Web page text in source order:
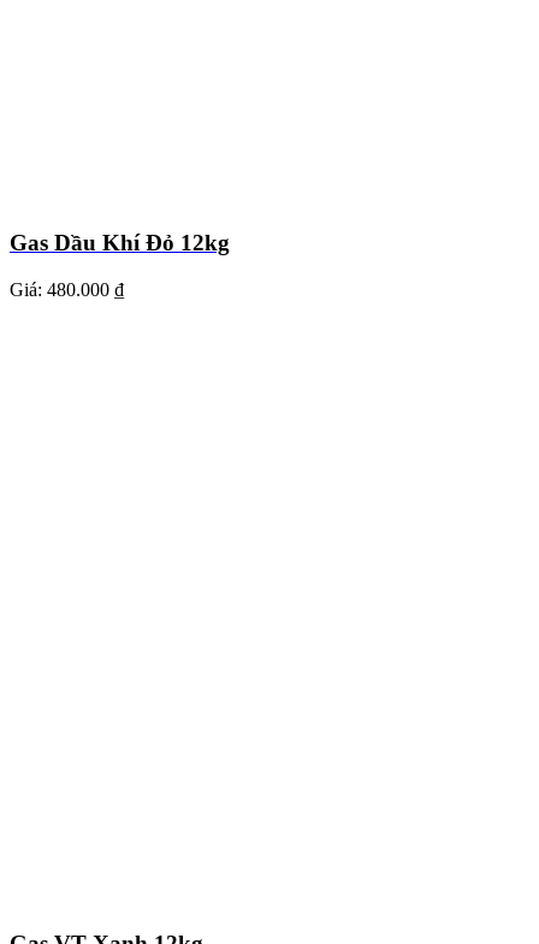
Gas Dầu Khí Đỏ 12kg
Giá: 480.000 ₫